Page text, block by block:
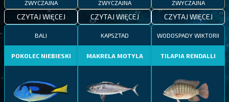
ZWYCZAJNA
CZYTAJ WIĘCEJ
ZWYCZAJNA
CZYTAJ WIĘCEJ
ZWYCZAJNA
CZYTAJ WIĘCEJ
BALI
POKOLEC NIEBIESKI
KAPSZTAD
MAKRELA MOTYLA
WODOSPADY WIKTORII
TILAPIA RENDALLI